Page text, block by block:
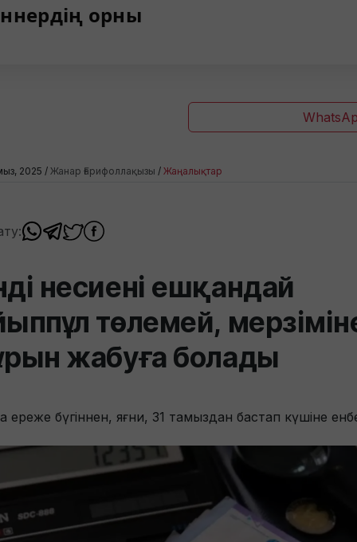
орны
2025 / Жанар Ғарифоллақызы / Жаңалықтар
несиені ешқандай
төлемей,
жабуға болады
ереже бүгіннен, яғни, 31 тамыздан бастап күшіне